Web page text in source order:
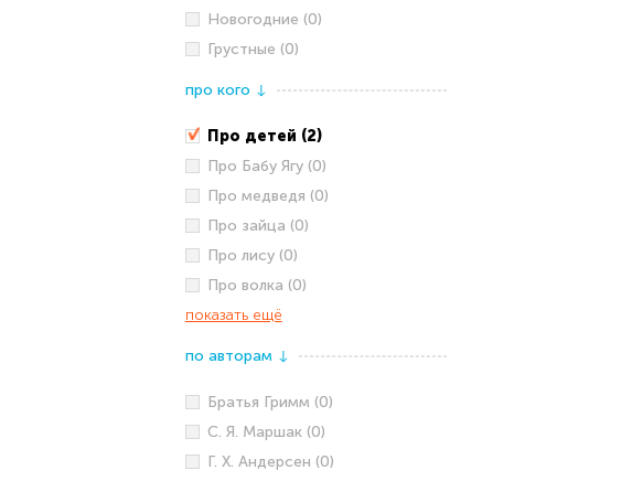
Новогодние (0)
Грустные (0)
про кого ↓
Про детей (2)
Про Бабу Ягу (0)
Про медведя (0)
Про зайца (0)
Про лису (0)
Про волка (0)
показать ещё
по авторам ↓
Братья Гримм (0)
С. Я. Маршак (0)
Г. Х. Андерсен (0)